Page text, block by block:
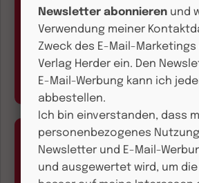
+49 761 2717300
Montag bis Freitag 9.00 bis
Newsletter abonnieren und
Verwendung meiner
Zweck des E-Mail-
Verlag Herder ein. Den
E-Mail-Werbung kann ich
abbestellen.
Ich bin einverstanden, dass
personenbezogenes
Newsletter und E-Mail-
und ausgewertet wird, um